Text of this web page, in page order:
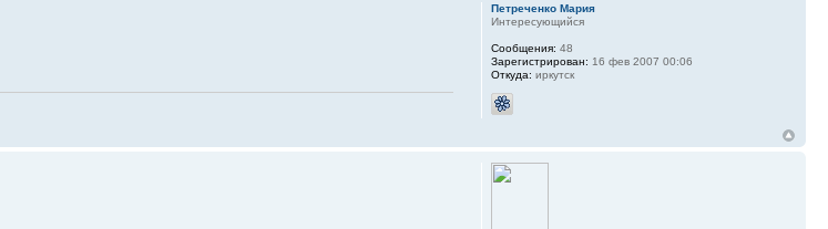
Петреченко Мария
Интересующийся
Сообщения: 48
Зарегистрирован: 16 фев 2007 00:06
Откуда: иркутск